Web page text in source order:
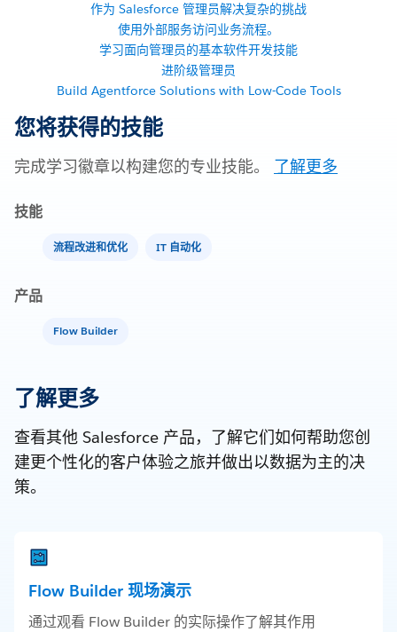
作为 Salesforce 管理员解决复杂的挑战
使用外部服务访问业务流程。
学习面向管理员的基本软件开发技能
进阶级管理员
Build Agentforce Solutions with Low-Code Tools
您将获得的技能
完成学习徽章以构建您的专业技能。 了解更多
技能
流程改进和优化 IT 自动化
产品
Flow Builder
了解更多
查看其他 Salesforce 产品，了解它们如何帮助您创
建更个性化的客户体验之旅并做出以数据为主的决
策。
Flow Builder 现场演示
通过观看 Flow Builder 的实际操作了解其作用